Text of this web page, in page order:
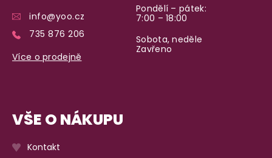
info@yoo.cz
735 876 206
Více o prodejně
Pondělí – pátek:
7:00 – 18:00
Sobota, neděle
Zavřeno
VŠE O NÁKUPU
Kontakt